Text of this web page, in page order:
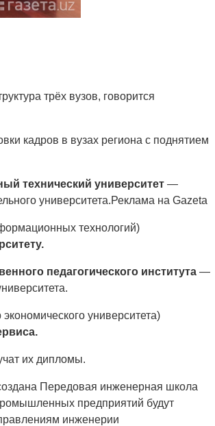
трёх вузов, говорится
кадров в вузах региона с поднятием
технический университет —
университета.Реклама на Gazeta
технологий)
педагогического института —
университета)
их дипломы.
Передовая инженерная школа
предприятий будут
инженерии